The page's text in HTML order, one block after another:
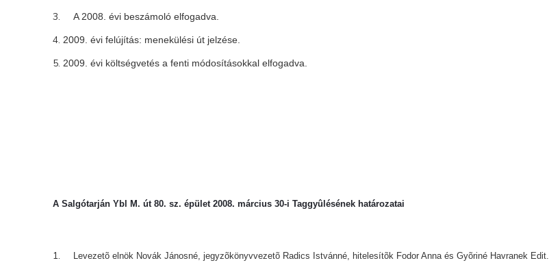
A 2008. évi beszámoló elfogadva.
2009. évi felújítás: menekülési út jelzése.
2009. évi költségvetés a fenti módosításokkal elfogadva.
A Salgótarján Ybl M. út 80. sz. épület 2008. március 30-i Taggyûlésének határozatai
Levezetõ elnök Novák Jánosné, jegyzõkönyvvezetõ Radics Istvánné, hitelesítõk Fodor Anna és Gyõriné Havranek Edit.